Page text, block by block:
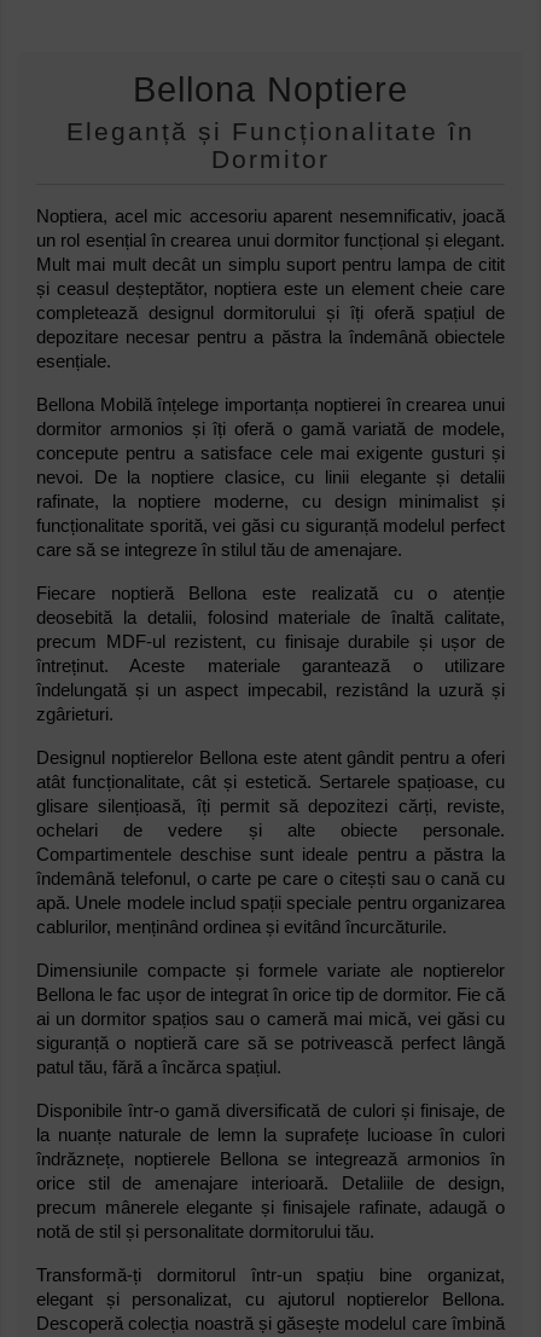
Bellona Noptiere
Eleganță și Funcționalitate în
Dormitor
Noptiera, acel mic accesoriu aparent nesemnificativ, joacă
un rol esențial în crearea unui dormitor funcțional și elegant.
Mult mai mult decât un simplu suport pentru lampa de citit
și ceasul deșteptător, noptiera este un element cheie care
completează designul dormitorului și îți oferă spațiul de
depozitare necesar pentru a păstra la îndemână obiectele
esențiale.
Bellona Mobilă înțelege importanța noptierei în crearea unui
dormitor armonios și îți oferă o gamă variată de modele,
concepute pentru a satisface cele mai exigente gusturi și
nevoi. De la noptiere clasice, cu linii elegante și detalii
rafinate, la noptiere moderne, cu design minimalist și
funcționalitate sporită, vei găsi cu siguranță modelul perfect
care să se integreze în stilul tău de amenajare.
Fiecare noptieră Bellona este realizată cu o atenție
deosebită la detalii, folosind materiale de înaltă calitate,
precum MDF-ul rezistent, cu finisaje durabile și ușor de
întreținut. Aceste materiale garantează o utilizare
îndelungată și un aspect impecabil, rezistând la uzură și
zgârieturi.
Designul noptierelor Bellona este atent gândit pentru a oferi
atât funcționalitate, cât și estetică. Sertarele spațioase, cu
glisare silențioasă, îți permit să depozitezi cărți, reviste,
ochelari de vedere și alte obiecte personale.
Compartimentele deschise sunt ideale pentru a păstra la
îndemână telefonul, o carte pe care o citești sau o cană cu
apă. Unele modele includ spații speciale pentru organizarea
cablurilor, menținând ordinea și evitând încurcăturile.
Dimensiunile compacte și formele variate ale noptierelor
Bellona le fac ușor de integrat în orice tip de dormitor. Fie că
ai un dormitor spațios sau o cameră mai mică, vei găsi cu
siguranță o noptieră care să se potrivească perfect lângă
patul tău, fără a încărca spațiul.
Disponibile într-o gamă diversificată de culori și finisaje, de
la nuanțe naturale de lemn la suprafețe lucioase în culori
îndrăznețe, noptierele Bellona se integrează armonios în
orice stil de amenajare interioară. Detaliile de design,
precum mânerele elegante și finisajele rafinate, adaugă o
notă de stil și personalitate dormitorului tău.
Transformă-ți dormitorul într-un spațiu bine organizat,
elegant și personalizat, cu ajutorul noptierelor Bellona.
Descoperă colecția noastră și găsește modelul care îmbină